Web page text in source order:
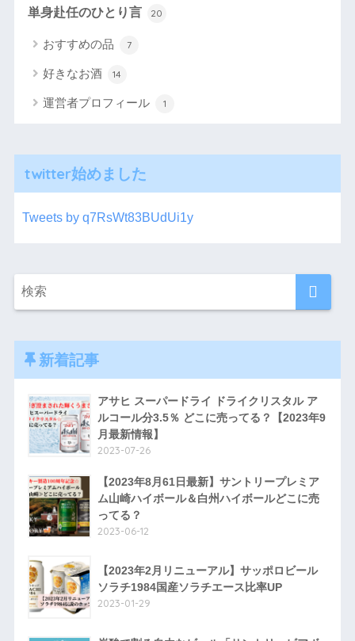
単身赴任のひとり言 20
おすすめの品 7
好きなお酒 14
運営者プロフィール 1
twitter始めました
Tweets by q7RsWt83BUdUi1y
新着記事
アサヒ スーパードライ ドライクリスタル ア
ルコール分3.5％ どこに売ってる？【2023年9
月最新情報】
2023-07-26
【2023年8月61日最新】サントリープレミア
ム山崎ハイボール＆白州ハイボールどこに売
ってる？
2023-06-12
【2023年2月リニューアル】サッポロビール
ソラチ1984国産ソラチエース比率UP
2023-01-29